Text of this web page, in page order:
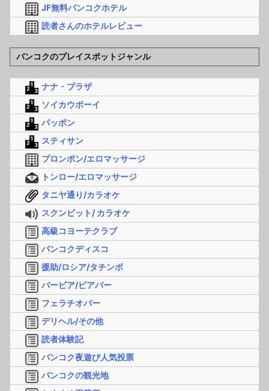
JF無料バンコクホテル
読者さんのホテルレビュー
バンコクのプレイスポットジャンル
ナナ・プラザ
ソイカウボーイ
パッポン
スティサン
プロンポン/エロマッサージ
トンロー/エロマッサージ
タニヤ通り/カラオケ
スクンビット/ カラオケ
高級コヨーテクラブ
バンコクディスコ
援助/ロシア/タチンボ
バービア/ビアバー
フェラチオバー
デリヘル/その他
読者体験記
バンコク夜遊び人気投票
バンコクの観光地